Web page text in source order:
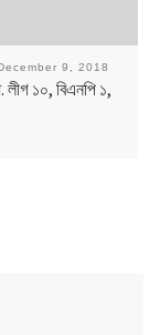
9, 2018
১০, বিএনপি ১,